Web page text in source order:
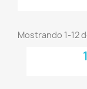
panierMostrando 1-12
1